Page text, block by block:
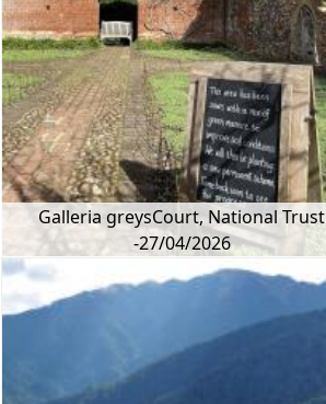
Galleria greysCourt, National Trust
-27/04/2026